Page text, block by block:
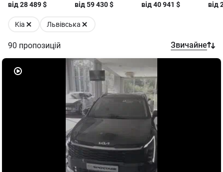
від28 489$ від59 430$ від40 941 $ від
Kia Львівська
90 пропозицій Звичайне